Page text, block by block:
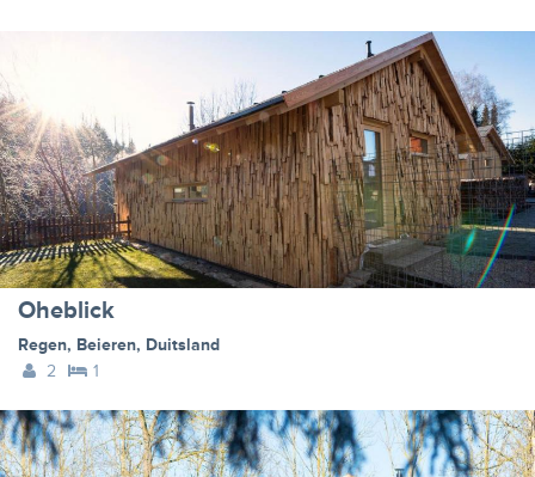
Oheblick
Regen, Beieren, Duitsland
2
1